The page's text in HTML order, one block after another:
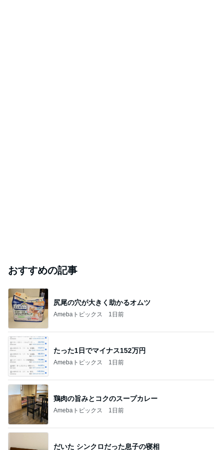
おすすめの記事
尻尾の穴が大きく助かるオムツ
Amebaトピックス 1日前
たった1日でマイナス152万円
Amebaトピックス 1日前
鶏肉の旨みとコクのスープカレー
Amebaトピックス 1日前
だいた シンクロだった息子の寝相